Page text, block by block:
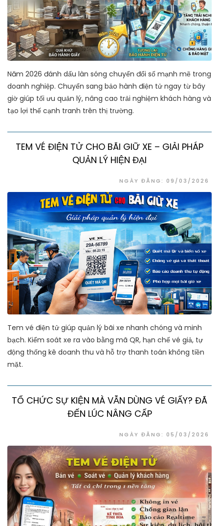
Năm 2026 đánh dấu làn sóng chuyển đổi số mạnh mẽ trong
doanh nghiệp. Chuyển sang bảo hành điện tử ngay từ bây
giờ giúp tối ưu quản lý, nâng cao trải nghiệm khách hàng và
tạo lợi thế cạnh tranh trên thị trường.
TEM VÉ ĐIỆN TỬ CHO BÃI GIỮ XE – GIẢI PHÁP
QUẢN LÝ HIỆN ĐẠI
NGÀY ĐĂNG: 09/03/2026
Tem vé điện tử giúp quản lý bãi xe nhanh chóng và minh
bạch. Kiểm soát xe ra vào bằng mã QR, hạn chế vé giả, tự
động thống kê doanh thu và hỗ trợ thanh toán không tiền
mặt.
TỔ CHỨC SỰ KIỆN MÀ VẪN DÙNG VÉ GIẤY? ĐÃ
ĐẾN LÚC NÂNG CẤP
NGÀY ĐĂNG: 05/03/2026